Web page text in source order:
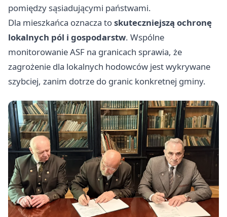
pomiędzy sąsiadującymi państwami.
Dla mieszkańca oznacza toskuteczniejszą ochronę
lokalnych pól i gospodarstw. Wspólne
monitorowanie ASF na granicach sprawia, że
zagrożenie dla lokalnych hodowców jest wykrywane
szybciej, zanim dotrze do granic konkretnej gminy.